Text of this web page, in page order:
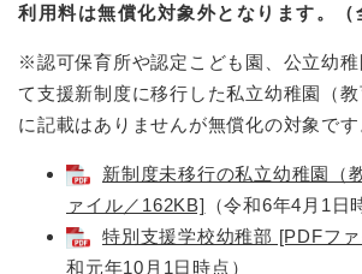
利用料は無償化対象外となります。（
※認可保育所や認定こども園、公立幼
て支援新制度に移行した私立幼稚園（
に記載はありませんが無償化の対象です
新制度未移行の私立幼稚園（
ァイル／162KB] （令和6年4月1日
特別支援学校幼稚部 [PDFフ
和元年10月1日時点）